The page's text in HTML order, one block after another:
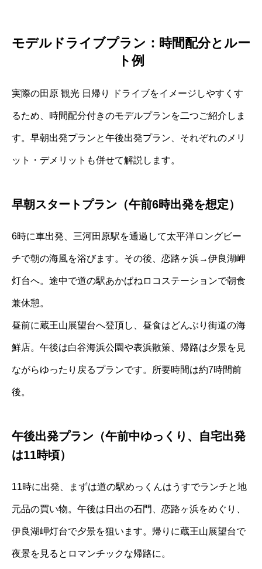
モデルドライブプラン：時間配分とルー
ト例
実際の田原 観光 日帰り ドライブをイメージしやすくす
るため、時間配分付きのモデルプランを二つご紹介しま
す。早朝出発プランと午後出発プラン、それぞれのメリ
ット・デメリットも併せて解説します。
早朝スタートプラン（午前6時出発を想定）
6時に車出発、三河田原駅を通過して太平洋ロングビー
チで朝の海風を浴びます。その後、恋路ヶ浜→伊良湖岬
灯台へ。途中で道の駅あかばねロコステーションで朝食
兼休憩。
昼前に蔵王山展望台へ登頂し、昼食はどんぶり街道の海
鮮店。午後は白谷海浜公園や表浜散策、帰路は夕景を見
ながらゆったり戻るプランです。所要時間は約7時間前
後。
午後出発プラン（午前中ゆっくり、自宅出発
は11時頃）
11時に出発、まずは道の駅めっくんはうすでランチと地
元品の買い物。午後は日出の石門、恋路ヶ浜をめぐり、
伊良湖岬灯台で夕景を狙います。帰りに蔵王山展望台で
夜景を見るとロマンチックな帰路に。